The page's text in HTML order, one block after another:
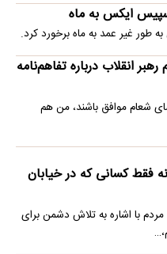
انقلاب درباره تفاهم‌نامه
شعام موافق باشند، من هم
فقط کسانی که در خیابان
با اشاره به تلاش دشمن برای